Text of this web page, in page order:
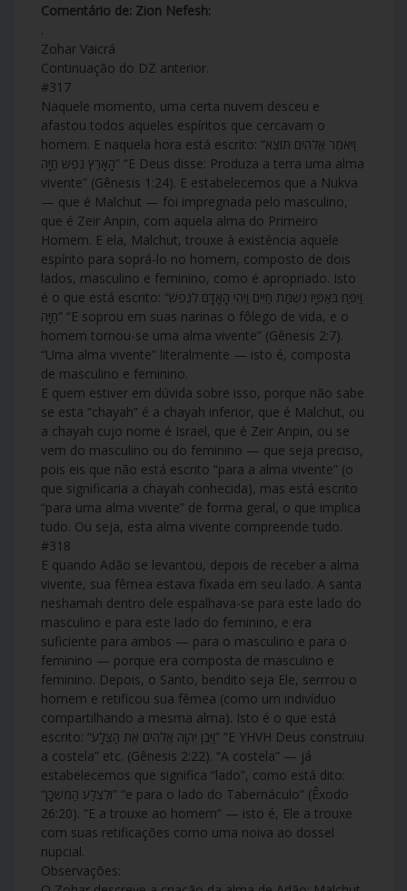
Comentário de: Zion Nefesh:
.
Zohar Vaicrá
Continuação do DZ anterior.
#317
Naquele momento, uma certa nuvem desceu e
afastou todos aqueles espíritos que cercavam o
homem. E naquela hora está escrito: “וַיֹּאמֶר אֱלֹהִים תּוֹצֵא
הָאָרֶץ נֶפֶשׁ חַיָּה” “E Deus disse: Produza a terra uma alma
vivente” (Gênesis 1:24). E estabelecemos que a Nukva
— que é Malchut — foi impregnada pelo masculino,
que é Zeir Anpin, com aquela alma do Primeiro
Homem. E ela, Malchut, trouxe à existência aquele
espírito para soprá-lo no homem, composto de dois
lados, masculino e feminino, como é apropriado. Isto
é o que está escrito: “וַיִּפַּח בְּאַפָּיו נִשְׁמַת חַיִּים וַיְהִי הָאָדָם לְנֶפֶשׁ
חַיָּה” “E soprou em suas narinas o fôlego de vida, e o
homem tornou-se uma alma vivente” (Gênesis 2:7).
“Uma alma vivente” literalmente — isto é, composta
de masculino e feminino.
E quem estiver em dúvida sobre isso, porque não sabe
se esta “chayah” é a chayah inferior, que é Malchut, ou
a chayah cujo nome é Israel, que é Zeir Anpin, ou se
vem do masculino ou do feminino — que seja preciso,
pois eis que não está escrito “para a alma vivente” (o
que significaria a chayah conhecida), mas está escrito
“para uma alma vivente” de forma geral, o que implica
tudo. Ou seja, esta alma vivente compreende tudo.
#318
E quando Adão se levantou, depois de receber a alma
vivente, sua fêmea estava fixada em seu lado. A santa
neshamah dentro dele espalhava-se para este lado do
masculino e para este lado do feminino, e era
suficiente para ambos — para o masculino e para o
feminino — porque era composta de masculino e
feminino. Depois, o Santo, bendito seja Ele, serrrou o
homem e retificou sua fêmea (como um indivíduo
compartilhando a mesma alma). Isto é o que está
escrito: “וַיִּבֶן יְהוָה אֱלֹהִים אֶת הַצֵּלָע” “E YHVH Deus construiu
a costela” etc. (Gênesis 2:22). “A costela” — já
estabelecemos que significa “lado”, como está dito:
“וּלְצֶלַע הַמִּשְׁכָּן” “e para o lado do Tabernáculo” (Êxodo
26:20). “E a trouxe ao homem” — isto é, Ele a trouxe
com suas retificações como uma noiva ao dossel
nupcial.
Observações: